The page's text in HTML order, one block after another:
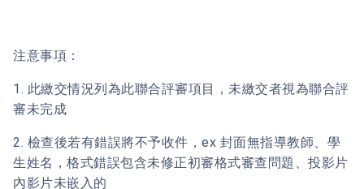
注意事項：
1. 此繳交情況列為此聯合評審項目，未繳交者視為聯合評
審未完成
2. 檢查後若有錯誤將不予收件，ex 封面無指導教師、學
生姓名，格式錯誤包含未修正初審格式審查問題、投影片
內影片未嵌入的